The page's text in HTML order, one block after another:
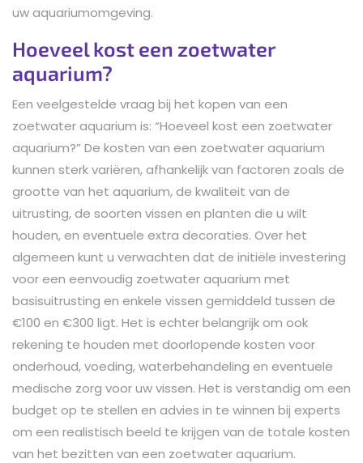
uw aquariumomgeving.
Hoeveel kost een zoetwater
aquarium?
Een veelgestelde vraag bij het kopen van een
zoetwater aquarium is: “Hoeveel kost een zoetwater
aquarium?” De kosten van een zoetwater aquarium
kunnen sterk variëren, afhankelijk van factoren zoals de
grootte van het aquarium, de kwaliteit van de
uitrusting, de soorten vissen en planten die u wilt
houden, en eventuele extra decoraties. Over het
algemeen kunt u verwachten dat de initiële investering
voor een eenvoudig zoetwater aquarium met
basisuitrusting en enkele vissen gemiddeld tussen de
€100 en €300 ligt. Het is echter belangrijk om ook
rekening te houden met doorlopende kosten voor
onderhoud, voeding, waterbehandeling en eventuele
medische zorg voor uw vissen. Het is verstandig om een
budget op te stellen en advies in te winnen bij experts
om een realistisch beeld te krijgen van de totale kosten
van het bezitten van een zoetwater aquarium.